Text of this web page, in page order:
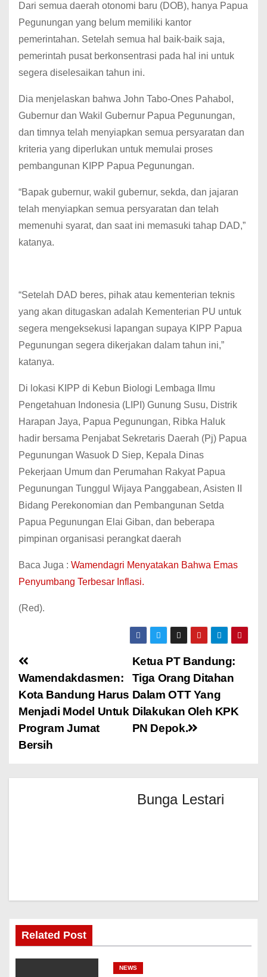
Dari semua daerah otonomi baru (DOB), hanya Papua
Pegunungan yang belum memiliki kantor
pemerintahan. Setelah semua hal baik-baik saja,
pemerintah pusat berkonsentrasi pada hal ini untuk
segera diselesaikan tahun ini.
Dia menjelaskan bahwa John Tabo-Ones Pahabol,
Gubernur dan Wakil Gubernur Papua Pegunungan,
dan timnya telah menyiapkan semua persyaratan dan
kriteria yang diperlukan untuk memulai proses
pembangunan KIPP Papua Pegunungan.
“Bapak gubernur, wakil gubernur, sekda, dan jajaran
telah menyiapkan semua persyaratan dan telah
memenuhi syarat, dan saat ini memasuki tahap DAD,”
katanya.
“Setelah DAD beres, pihak atau kementerian teknis
yang akan ditugaskan adalah Kementerian PU untuk
segera mengeksekusi lapangan supaya KIPP Papua
Pegunungan segera dikerjakan dalam tahun ini,”
katanya.
Di lokasi KIPP di Kebun Biologi Lembaga Ilmu
Pengetahuan Indonesia (LIPI) Gunung Susu, Distrik
Harapan Jaya, Papua Pegunungan, Ribka Haluk
hadir bersama Penjabat Sekretaris Daerah (Pj) Papua
Pegunungan Wasuok D Siep, Kepala Dinas
Pekerjaan Umum dan Perumahan Rakyat Papua
Pegunungan Tunggul Wijaya Panggabean, Asisten II
Bidang Perekonomian dan Pembangunan Setda
Papua Pegunungan Elai Giban, dan beberapa
pimpinan organisasi perangkat daerah
Baca Juga : Wamendagri Menyatakan Bahwa Emas
Penyumbang Terbesar Inflasi.
(Red).
Ketua PT Bandung:
Tiga Orang Ditahan
Dalam OTT Yang
Dilakukan Oleh KPK
PN Depok.
Wamendakdasmen:
Kota Bandung Harus
Menjadi Model Untuk
Program Jumat
Bersih
Bunga Lestari
Related Post
NEWS